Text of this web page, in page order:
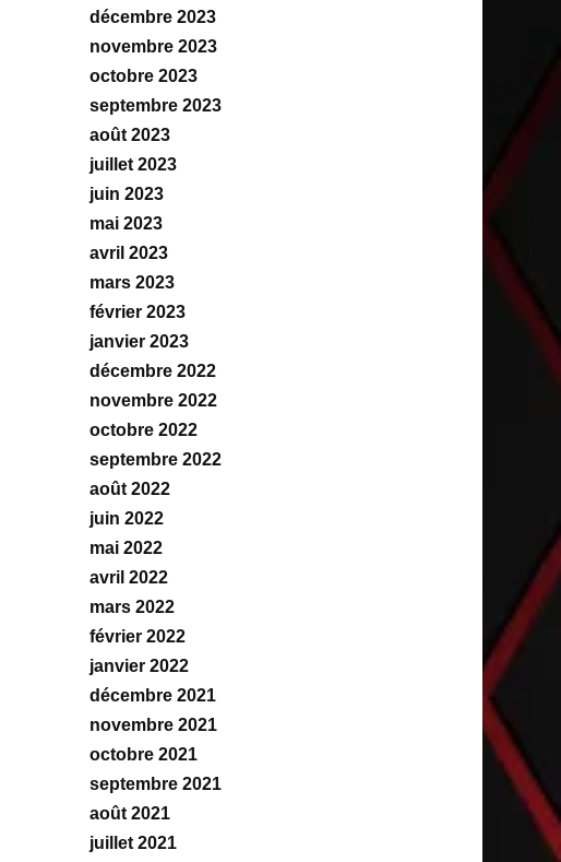
décembre 2023
novembre 2023
octobre 2023
septembre 2023
août 2023
juillet 2023
juin 2023
mai 2023
avril 2023
mars 2023
février 2023
janvier 2023
décembre 2022
novembre 2022
octobre 2022
septembre 2022
août 2022
juin 2022
mai 2022
avril 2022
mars 2022
février 2022
janvier 2022
décembre 2021
novembre 2021
octobre 2021
septembre 2021
août 2021
juillet 2021